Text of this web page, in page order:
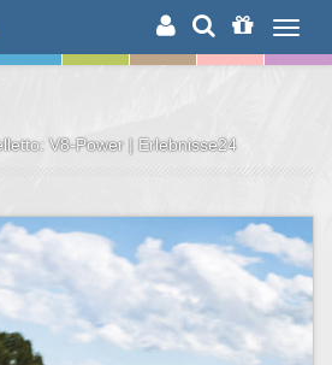
ERLEBNISSUCHE
V8-Power | Erlebnisse24